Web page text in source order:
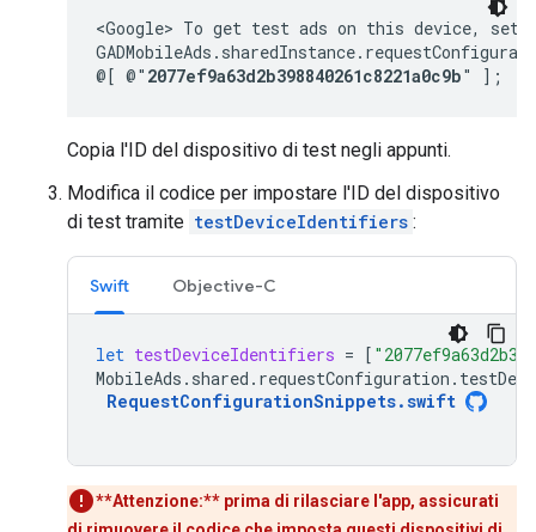
<Google> To get test ads on this device, set:
@[ @" 2077ef9a63d2b398840261c8221a0c9b" ];
Copia l'ID del dispositivo di test negli appunti.
Modifica il codice per impostare l'ID del dispositivo
di test tramite testDeviceIdentifiers :
Swift Objective-C
let testDeviceIdentifiers = [
MobileAds . shared . requestConfiguration .
RequestConfigurationSnippets.swift
**Attenzione:** prima di rilasciare l'app, assicurati